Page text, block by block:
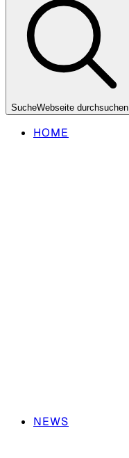
SucheWebseite durchsuchen
HOME
NEWS